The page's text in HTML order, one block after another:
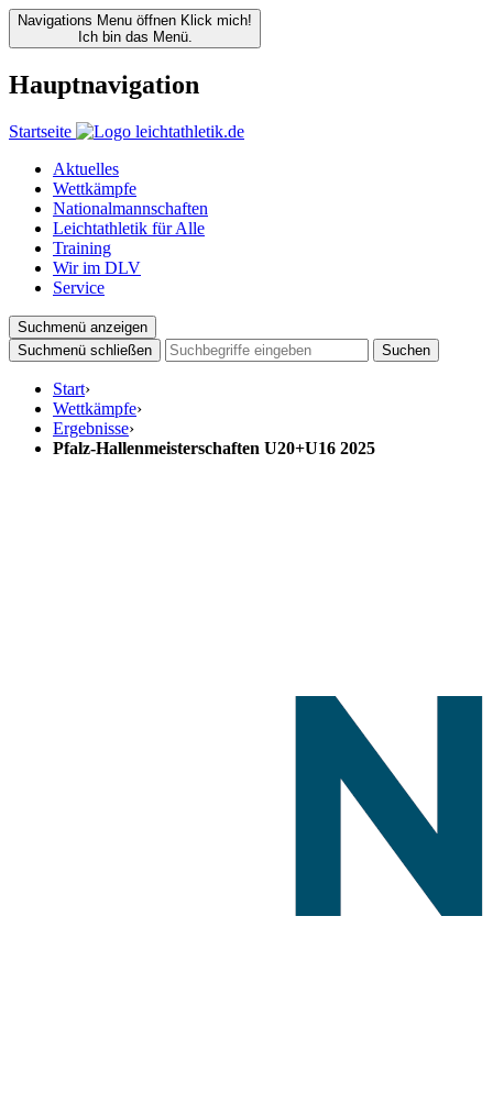
Navigations Menu öffnen Klick mich!
Ich bin das Menü.
Hauptnavigation
Startseite
Aktuelles
Wettkämpfe
Nationalmannschaften
Leichtathletik für Alle
Training
Wir im DLV
Service
Suchmenü anzeigen
Suchmenü schließen
Suchen
Start›
Wettkämpfe›
Ergebnisse›
Pfalz-Hallenmeisterschaften U20+U16 2025